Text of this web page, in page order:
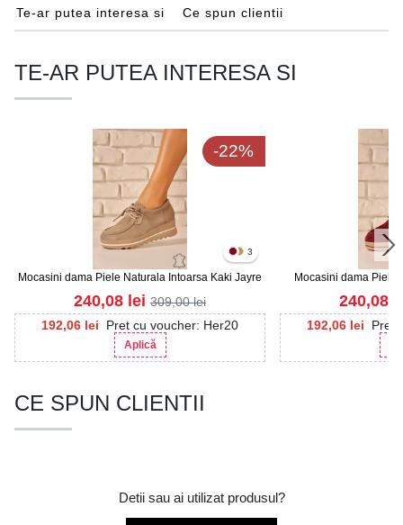
Te-ar putea interesa si Ce spun clientii
TE-AR PUTEA INTERESA SI
-22%
3
Mocasini dama Piele Naturala Intoarsa Kaki Jayre
192,06 lei Pret cu voucher: Her20
Aplică
240,08 lei 309,00lei
Mocasini dama Piele
192,06 lei Pret
240,08
CE SPUN CLIENTII
Detii sau ai utilizat produsul?